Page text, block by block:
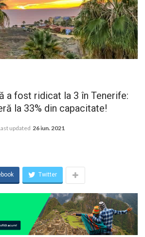
a fost ridicat la 3 în Tenerife:
la 33% din capacitate!
updated 26 iun. 2021
Twitter